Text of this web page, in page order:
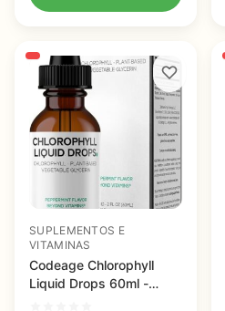
SUPLEMENTOS E
VITAMINAS
Codeage Chlorophyll
Liquid Drops 60ml -